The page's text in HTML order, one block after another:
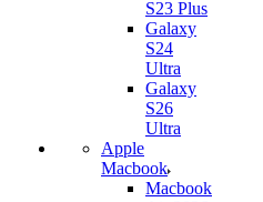
S23 Plus
Galaxy
S24
Ultra
Galaxy
S26
Ultra
Apple
Macbook
Macbook